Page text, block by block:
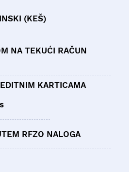
(KEŠ)
NA TEKUĆI RAČUN
KARTICAMA
RFZO NALOGA